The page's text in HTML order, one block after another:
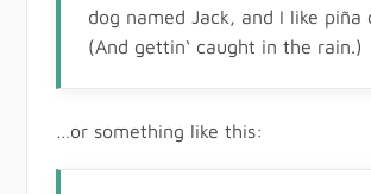
dog named Jack, and I like piña
(And gettin‘ caught in the rain.)
…or something like this: